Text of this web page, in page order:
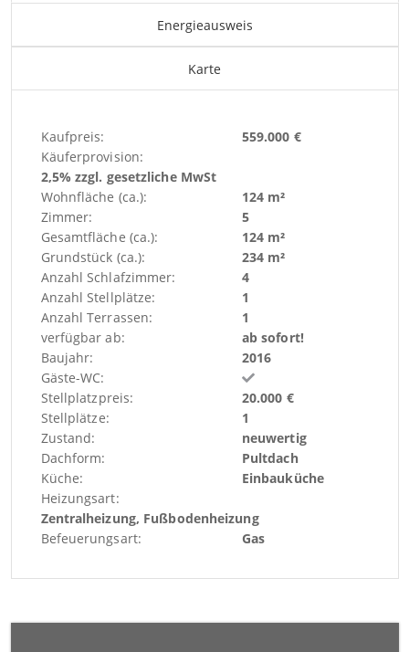
Energieausweis
Karte
Kaufpreis:
559.000 €
Käuferprovision:
2,5% zzgl. gesetzliche MwSt
Wohnfläche (ca.):
124 m²
Zimmer:
5
Gesamtfläche (ca.):
124 m²
Grundstück (ca.):
234 m²
Anzahl Schlafzimmer:
4
Anzahl Stellplätze:
1
Anzahl Terrassen:
1
verfügbar ab:
ab sofort!
Baujahr:
2016
Gäste-WC:
Stellplatzpreis:
20.000 €
Stellplätze:
1
Zustand:
neuwertig
Dachform:
Pultdach
Küche:
Einbauküche
Heizungsart:
Zentralheizung, Fußbodenheizung
Befeuerungsart:
Gas